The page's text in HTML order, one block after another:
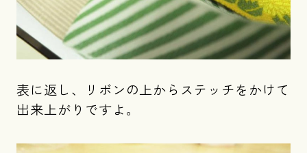
表に返し、リボンの上からステッチをかけて
出来上がりですよ。